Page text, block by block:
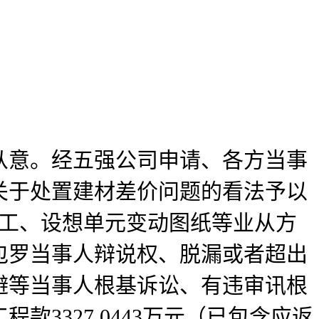
。经五强公司申请、各方当事
处置建材差价问题的看法予以
、设想单元变动图纸等业从方
当事人辩说权、脱漏或者超出
当事人根基诉讼、有违审讯根